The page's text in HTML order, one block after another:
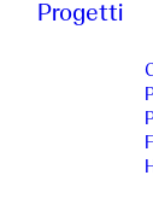
Progetti